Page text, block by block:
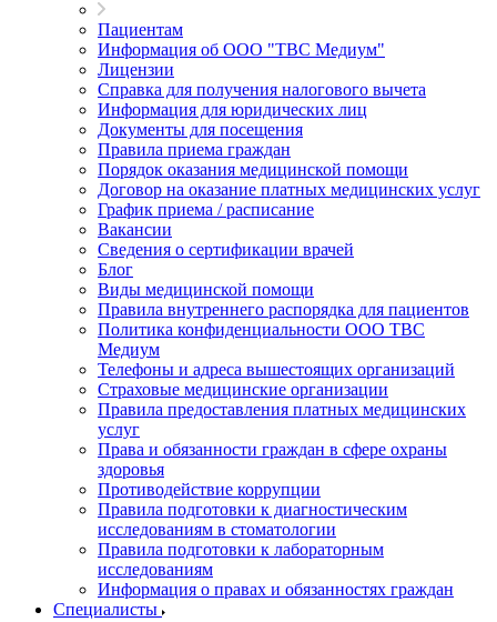
Пациентам
Информация об ООО "ТВС Медиум"
Лицензии
Справка для получения налогового вычета
Информация для юридических лиц
Документы для посещения
Правила приема граждан
Порядок оказания медицинской помощи
Договор на оказание платных медицинских услуг
График приема / расписание
Вакансии
Сведения о сертификации врачей
Блог
Виды медицинской помощи
Правила внутреннего распорядка для пациентов
Политика конфиденциальности ООО ТВС
Медиум
Телефоны и адреса вышестоящих организаций
Страховые медицинские организации
Правила предоставления платных медицинских
услуг
Права и обязанности граждан в сфере охраны
здоровья
Противодействие коррупции
Правила подготовки к диагностическим
исследованиям в стоматологии
Правила подготовки к лабораторным
исследованиям
Информация о правах и обязанностях граждан
Специалисты